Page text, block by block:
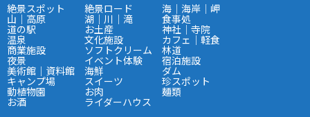
絶景スポット 絶景ロード 海｜海岸｜岬
山｜高原 湖｜川｜滝 食事処
道の駅 お土産 神社｜寺院
温泉 文化施設 カフェ｜軽食
商業施設 ソフトクリーム 林道
夜景 イベント体験 宿泊施設
美術館｜資料館 海鮮 ダム
キャンプ場 スイーツ 珍スポット
動植物園 お肉 麺類
お酒 ライダーハウス